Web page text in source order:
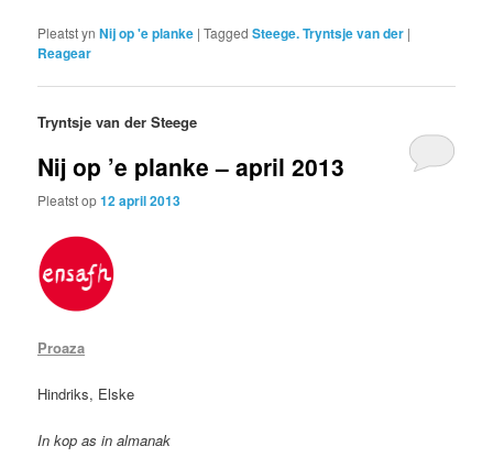
Pleatst yn Nij op 'e planke |Tagged Steege. Tryntsje van der |
Reagear
Tryntsje van der Steege
Nij op ’e planke – april 2013
Pleatst op12 april 2013
Proaza
Hindriks, Elske
In kop as in almanak